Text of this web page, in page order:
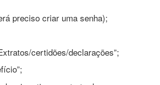
preciso criar uma senha);
certidões/declarações”;